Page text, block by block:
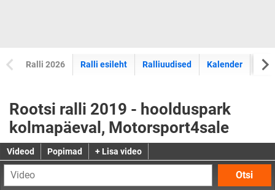
Ralli 2026 Ralli esileht Ralliuudised Kalender
Rootsi ralli 2019 - hoolduspark
kolmapäeval, Motorsport4sale
Videod Popimad + Lisa video
Otsi